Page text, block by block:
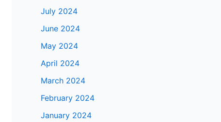
July 2024
June 2024
May 2024
April 2024
March 2024
February 2024
January 2024